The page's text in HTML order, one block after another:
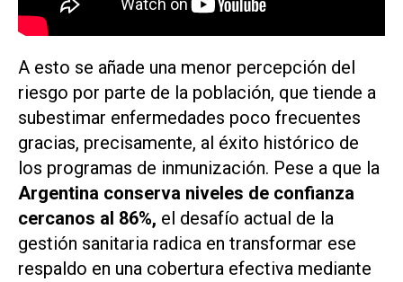
A esto se añade una menor percepción del
riesgo por parte de la población, que tiende a
subestimar enfermedades poco frecuentes
gracias, precisamente, al éxito histórico de
los programas de inmunización. Pese a que la
Argentina conserva niveles de confianza
cercanos al 86%, el desafío actual de la
gestión sanitaria radica en transformar ese
respaldo en una cobertura efectiva mediante